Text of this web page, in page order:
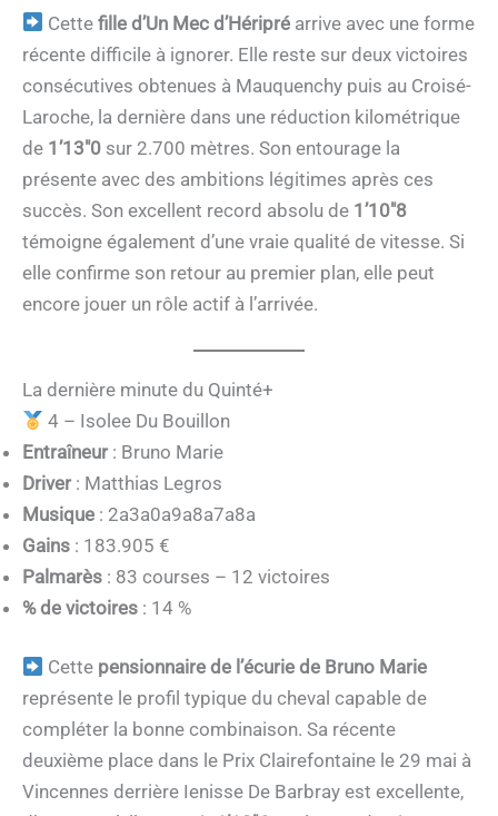
Cettefille d’Un Mec d’Héripré arrive avec une forme
récente difficile à ignorer. Elle reste sur deux victoires
consécutives obtenues à Mauquenchy puis au Croisé-
Laroche, la dernière dans une réduction kilométrique
de 1’13″0 sur 2.700 mètres. Son entourage la
présente avec des ambitions légitimes après ces
succès. Son excellent record absolu de 1’10″8
témoigne également d’une vraie qualité de vitesse. Si
elle confirme son retour au premier plan, elle peut
encore jouer un rôle actif à l’arrivée.
La dernière minute du Quinté+
4 – Isolee Du Bouillon
Entraîneur: Bruno Marie
Driver: Matthias Legros
Musique : 2a3a0a9a8a7a8a
Gains : 183.905 €
Palmarès : 83 courses – 12 victoires
% de victoires : 14 %
Cette pensionnaire de l’écurie de Bruno Marie
représente le profil typique du cheval capable de
compléter la bonne combinaison. Sa récente
deuxième place dans le Prix Clairefontaine le 29 mai à
Vincennes derrière Ienisse De Barbray est excellente,